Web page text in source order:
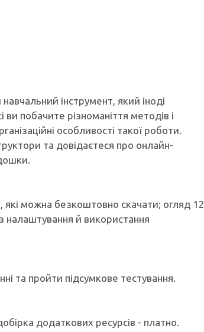
інструмент, який іноді
побачите різноманіття методів і
особливості такої роботи.
та довідаєтеся про онлайн-
які можна безкоштовно скачати; огляд 12
налаштування й використання
та пройти підсумкове тестування.
додаткових ресурсів - платно.